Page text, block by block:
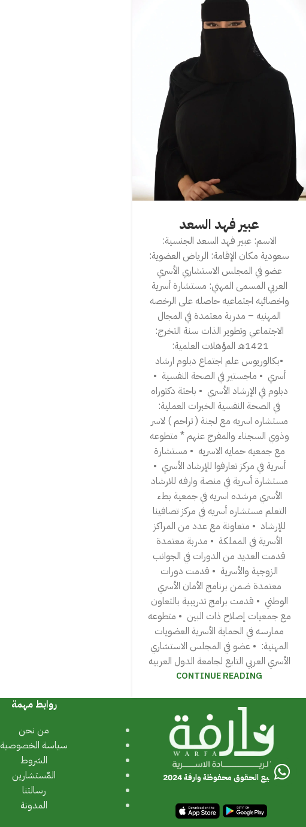
عبير فهد السعد
الاسم: عبير فهد السعد ‎الجنسية:
سعودية ‎مكان الإقامة: الرياض ‎العضوية:
عضو في المجلس الاستشاري الأسري
العربي ‎المسمى المهني: مستشارة أسرية
واخصائيه اجتماعيه حاصله على الرخصه
المهنيه – مدربة معتمدة في المجال
الاجتماعي وتطوير الذات ‎سنة التخرج:
•بكالوريوس علم اجتماع دبلوم ارشاد
أسري ‎ • ماجستير في الصحة النفسية ‎ •
دبلوم في الإرشاد الأسري ‎ • باحثة دكتوراه
في الصحة النفسية ‎الخبرات العملية:
مستشاره اسريه مع لجنة ( تراحم ) لاسر
وذوي السجناء والمفرج عنهم * متطوعه
مع جمعيه حمايه الاسريه ‎ • مستشارة
أسرية في مركز تعارفوا للإرشاد الأسري ‎ •
مستشارة أسرية في منصة وارفه للارشاد
الأسري مرشده اسريه في جمعية بطء
التعلم مستشاره أسريه في مركز تصافينا
للإرشاد ‎ • متعاونة مع عدد من المراكز
الأسرية في المملكة ‎ • مدربة معتمدة
قدمت العديد من الدورات في الجوانب
الزوجية والأسرية ‎ • قدمت دورات
معتمدة ضمن برنامج الأمان الأسري
الوطني ‎ • قدمت برامج تدريبية بالتعاون
مع جمعيات إصلاح ذات البين ‎ • متطوعه
ممارسه في الحماية ‎الأسرية ‎العضويات
المهنية: ‎ • عضو في المجلس الاستشاري
الأسري العربي التابع لجامعة الدول العربيه
CONTINUE READING
جميع الحقوق محفوظة وارفة 2024
روابط مهمة
من نحن
سياسة الخصوصية
الشروط
المٌستشارين
رسالتنا
المدونة